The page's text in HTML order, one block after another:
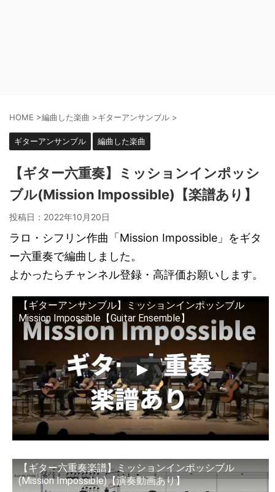
HOME >編曲した楽曲 >ギターアンサンブル >
ギターアンサンブル 編曲した楽曲
【ギター六重奏】ミッションインポッシ
ブル(Mission Impossible)【楽譜あり】
投稿日： 2022年10月20日
ラロ・シフリン作曲「Mission Impossible」をギタ
ー六重奏で編曲しました。
よかったらチャンネル登録・高評価お願いします。
【ギターアンサンブル】ミッションインポッシブル
Mission Impossible【Guitar Ensemble】
【ギター六重奏楽譜】ミッションインポッシブル
(Mission Impossible)【演奏動画あり】